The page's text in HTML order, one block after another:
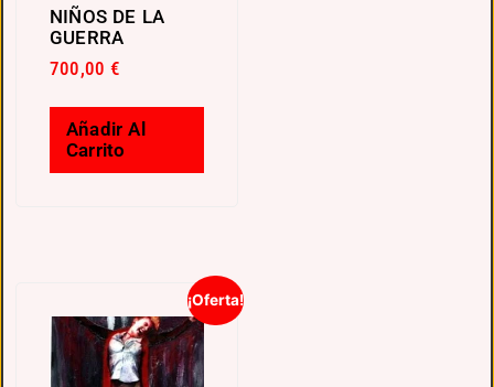
NIÑOS DE LA
GUERRA
700,00€
Añadir Al
Carrito
¡Oferta!